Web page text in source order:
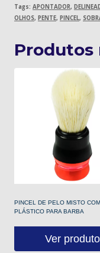
Tags: APONTADOR,
OLHOS, PENTE, PINCEL,
Produtos
PINCEL DE PELO MISTO
PLÁSTICO PARA BARBA
Ver produto